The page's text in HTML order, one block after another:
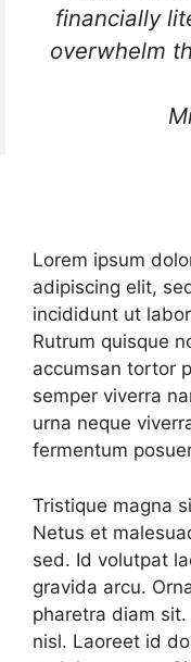
financially
overwhelm
Lorem ipsum
adipiscing elit,
incididunt ut
Rutrum quisque
accumsan tortor
semper viverra
urna neque
fermentum
Tristique magna
Netus et
sed. Id volutpat
gravida arcu.
pharetra diam
nisl. Laoreet id